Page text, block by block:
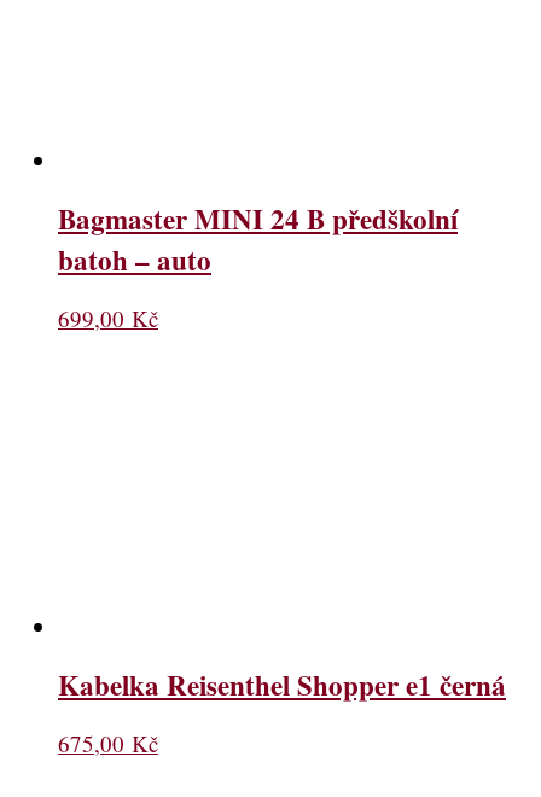
Bagmaster MINI 24 B předškolní
batoh – auto
699,00 Kč
Kabelka Reisenthel Shopper e1 černá
675,00 Kč